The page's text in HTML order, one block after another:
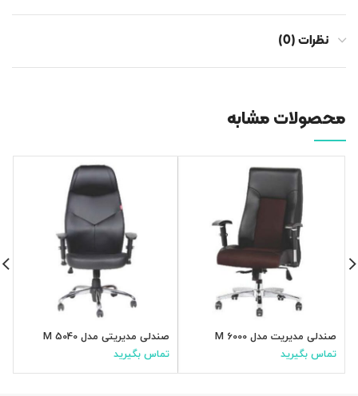
نظرات (0)
محصولات مشابه
صندلی مدیریت مدل M 6000
تماس بگیرید
صندلی مدیریتی مدل M 5040
تماس بگیرید